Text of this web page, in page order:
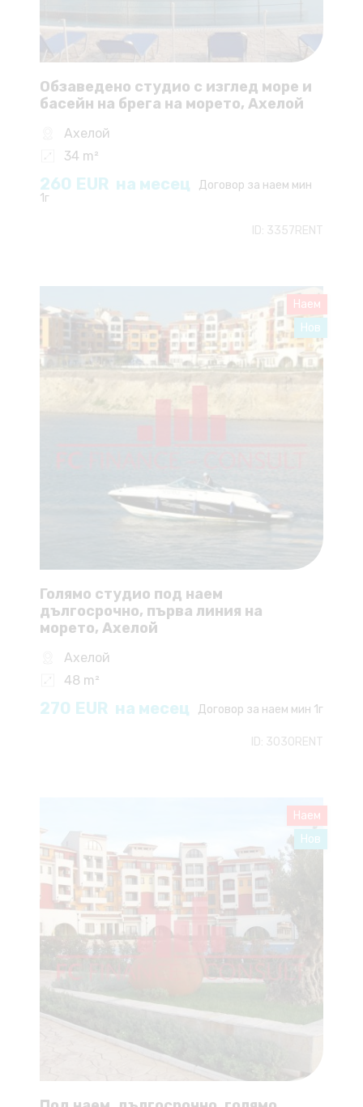
Обзаведено студио с изглед море и
басейн на брега на морето, Ахелой
Ахелой
34 m²
260 EUR на месец
Договор за наем мин
1г
ID: 3357RENT
Голямо студио под наем
дългосрочно, първа линия на
морето, Ахелой
Ахелой
48 m²
270 EUR на месец Договор за наем мин 1г
ID: 3030RENT
Наем
Нов
Наем
Нов